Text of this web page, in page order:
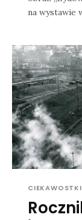
na wystawie
CIEKAWOSTKI